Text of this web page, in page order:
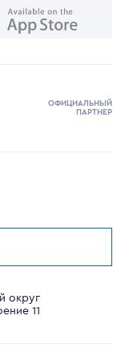
ОФИЦИАЛЬНЫЙ
ПАРТНЕР
округ
11